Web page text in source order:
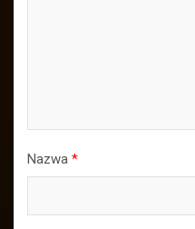
Nazwa *